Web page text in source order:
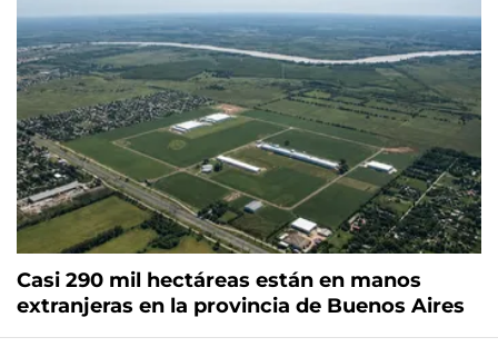
Casi 290 mil hectáreas están en manos
extranjeras en la provincia de Buenos Aires